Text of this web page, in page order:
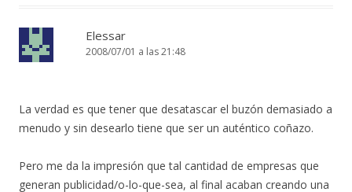
Elessar
2008/07/01 a las 21:48
La verdad es que tener que desatascar el buzón demasiado a
menudo y sin desearlo tiene que ser un auténtico coñazo.
Pero me da la impresión que tal cantidad de empresas que
generan publicidad/o-lo-que-sea, al final acaban creando una